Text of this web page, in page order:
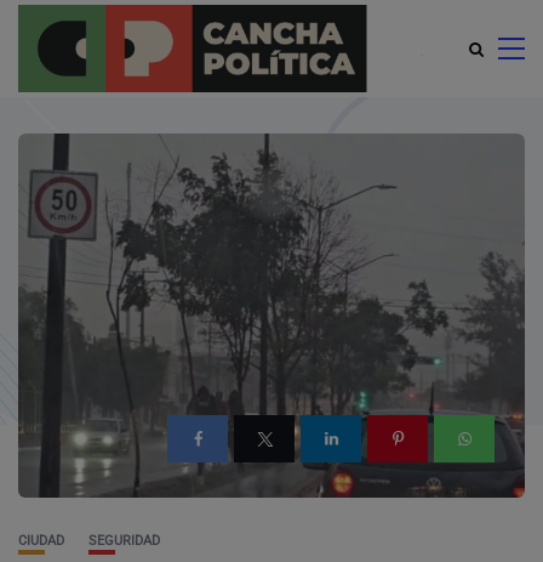
CIUDAD SEGURIDAD